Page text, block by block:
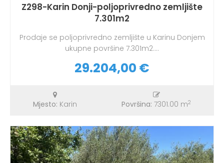
Z298-Karin Donji-poljoprivredno zemljište
7.301m2
Prodaje se poljoprivredno zemljište u Karinu Donjem
ukupne površine 7.301m2....
29.204,00 €
Mjesto: Karin Površina: 7301.00 m2